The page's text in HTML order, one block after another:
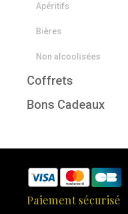
Apéritifs
Bières
Non alcoolisées
Coffrets
Bons Cadeaux
Paiement sécurisé